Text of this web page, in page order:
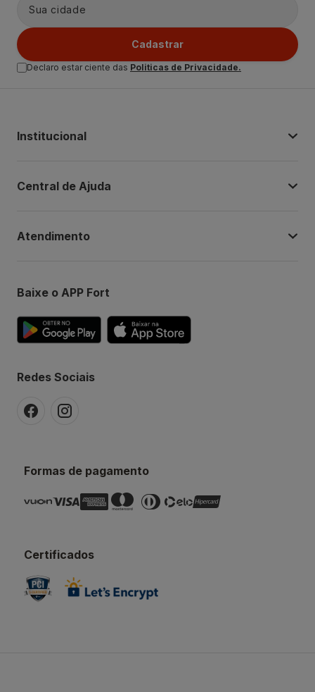
Cadastrar
Declaro estar ciente das Politicas de Privacidade.
Institucional
Central de Ajuda
Atendimento
Baixe o APP Fort
Redes Sociais
Formas de pagamento
Certificados